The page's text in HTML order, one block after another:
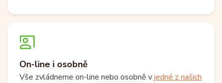
On-line i osobně
Vše zvládneme on-line nebo osobně vjedné z našich